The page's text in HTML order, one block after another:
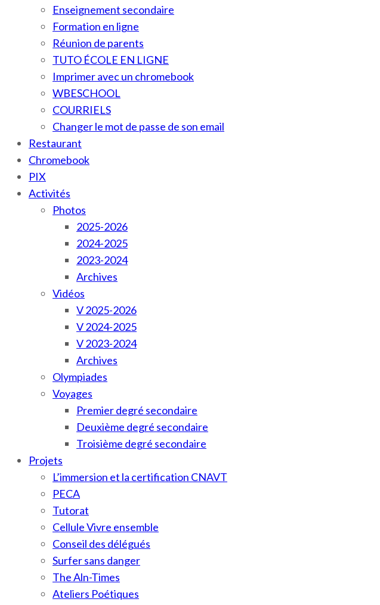
Enseignement secondaire
Formation en ligne
Réunion de parents
TUTO ÉCOLE EN LIGNE
Imprimer avec un chromebook
WBESCHOOL
COURRIELS
Changer le mot de passe de son email
Restaurant
Chromebook
PIX
Activités
Photos
2025-2026
2024-2025
2023-2024
Archives
Vidéos
V 2025-2026
V 2024-2025
V 2023-2024
Archives
Olympiades
Voyages
Premier degré secondaire
Deuxième degré secondaire
Troisième degré secondaire
Projets
L’immersion et la certification CNAVT
PECA
Tutorat
Cellule Vivre ensemble
Conseil des délégués
Surfer sans danger
The Aln-Times
Ateliers Poétiques